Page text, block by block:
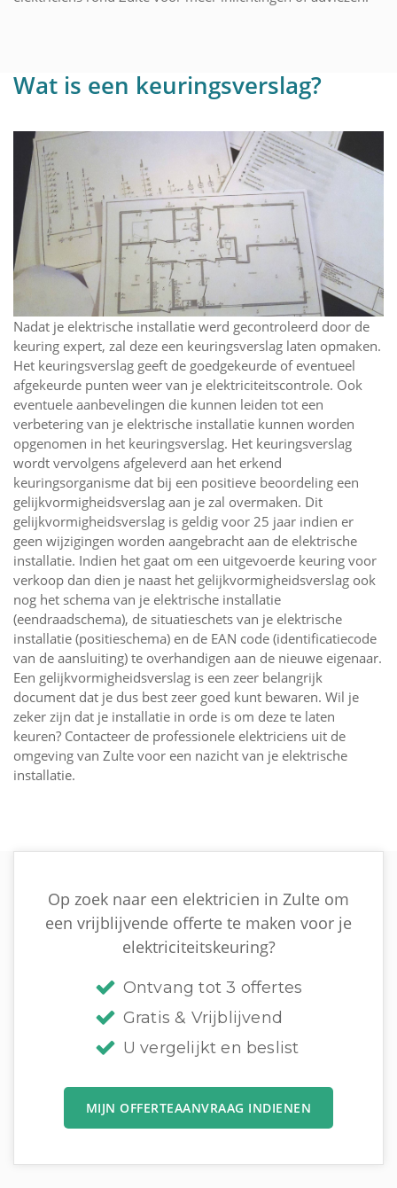
Wat is een keuringsverslag?
Nadat je elektrische installatie werd gecontroleerd door de
keuring expert, zal deze een keuringsverslag laten opmaken.
Het keuringsverslag geeft de goedgekeurde of eventueel
afgekeurde punten weer van je elektriciteitscontrole. Ook
eventuele aanbevelingen die kunnen leiden tot een
verbetering van je elektrische installatie kunnen worden
opgenomen in het keuringsverslag. Het keuringsverslag
wordt vervolgens afgeleverd aan het erkend
keuringsorganisme dat bij een positieve beoordeling een
gelijkvormigheidsverslag aan je zal overmaken. Dit
gelijkvormigheidsverslag is geldig voor 25 jaar indien er
geen wijzigingen worden aangebracht aan de elektrische
installatie. Indien het gaat om een uitgevoerde keuring voor
verkoop dan dien je naast het gelijkvormigheidsverslag ook
nog het schema van je elektrische installatie
(eendraadschema), de situatieschets van je elektrische
installatie (positieschema) en de EAN code (identificatiecode
van de aansluiting) te overhandigen aan de nieuwe eigenaar.
Een gelijkvormigheidsverslag is een zeer belangrijk
document dat je dus best zeer goed kunt bewaren. Wil je
zeker zijn dat je installatie in orde is om deze te laten
keuren? Contacteer de professionele elektriciens uit de
omgeving van Zulte voor een nazicht van je elektrische
installatie.
Op zoek naar een elektricien in Zulte om
een vrijblijvende offerte te maken voor je
elektriciteitskeuring?
Ontvang tot 3 offertes
Gratis & Vrijblijvend
U vergelijkt en beslist
MIJN OFFERTEAANVRAAG INDIENEN